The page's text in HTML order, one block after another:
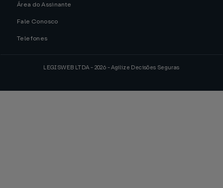
Área do Assinante
Fale Conosco
Telefones
LEGISWEB LTDA - 2026 - Agilize Decisões Seguras